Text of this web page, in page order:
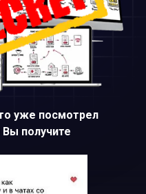
уже посмотрел
получите